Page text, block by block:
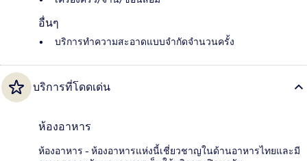
อื่นๆ
บริการทำความสะอาดแบบจำกัดจำนวนครั้ง
บริการที่โดดเด่น
ห้องอาหาร
ห้องอาหาร - ห้องอาหารแห่งนี้เชี่ยวชาญในด้านอาหารไทยและมี